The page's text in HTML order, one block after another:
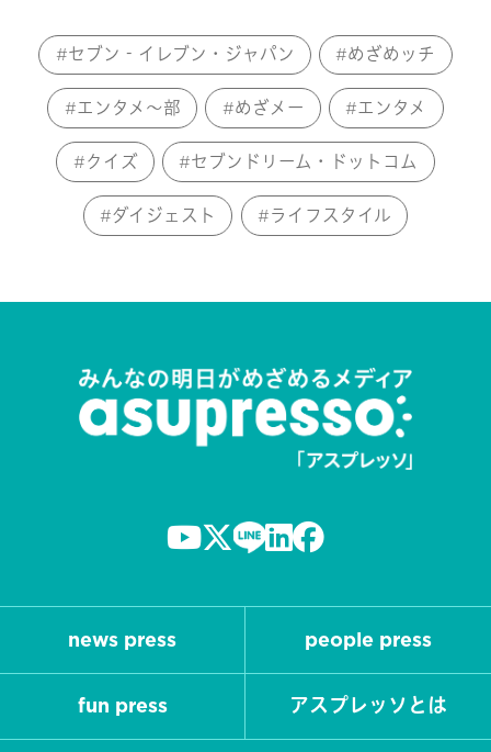
セブン‐イレブン・ジャパン めざめッチ
エンタメ～部 めざメー エンタメ
クイズ セブンドリーム・ドットコム
ダイジェスト ライフスタイル
news press people press
fun press アスプレッソとは